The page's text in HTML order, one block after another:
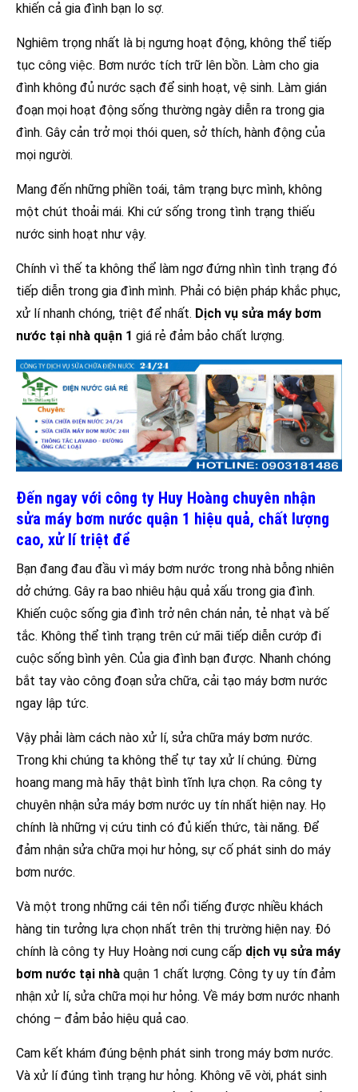
khiến cả gia đình bạn lo sợ.
Nghiêm trọng nhất là bị ngưng hoạt động, không thể tiếp
tục công việc. Bơm nước tích trữ lên bồn. Làm cho gia
đình không đủ nước sạch để sinh hoạt, vệ sinh. Làm gián
đoạn mọi hoạt động sống thường ngày diễn ra trong gia
đình. Gây cản trở mọi thói quen, sở thích, hành động của
mọi người.
Mang đến những phiền toái, tâm trạng bực mình, không
một chút thoải mái. Khi cứ sống trong tình trạng thiếu
nước sinh hoạt như vậy.
Chính vì thế ta không thể làm ngơ đứng nhìn tình trạng đó
tiếp diễn trong gia đình mình. Phải có biện pháp khắc phục,
xử lí nhanh chóng, triệt để nhất. Dịch vụ sửa máy bơm
nước tại nhà quận 1 giá rẻ đảm bảo chất lượng.
Đến ngay với công ty Huy Hoàng chuyên nhận
sửa máy bơm nước quận 1 hiệu quả, chất lượng
cao, xử lí triệt để
Bạn đang đau đầu vì máy bơm nước trong nhà bỗng nhiên
dở chứng. Gây ra bao nhiêu hậu quả xấu trong gia đình.
Khiến cuộc sống gia đình trở nên chán nản, tẻ nhạt và bế
tắc. Không thể tình trạng trên cứ mãi tiếp diễn cướp đi
cuộc sống bình yên. Của gia đình bạn được. Nhanh chóng
bắt tay vào công đoạn sửa chữa, cải tạo máy bơm nước
ngay lập tức.
Vậy phải làm cách nào xử lí, sửa chữa máy bơm nước.
Trong khi chúng ta không thể tự tay xử lí chúng. Đừng
hoang mang mà hãy thật bình tĩnh lựa chọn. Ra công ty
chuyên nhận sửa máy bơm nước uy tín nhất hiện nay. Họ
chính là những vị cứu tinh có đủ kiến thức, tài năng. Để
đảm nhận sửa chữa mọi hư hỏng, sự cố phát sinh do máy
bơm nước.
Và một trong những cái tên nổi tiếng được nhiều khách
hàng tin tưởng lựa chọn nhất trên thị trường hiện nay. Đó
chính là công ty Huy Hoàng nơi cung cấp dịch vụ sửa máy
bơm nước tại nhà quận 1 chất lượng. Công ty uy tín đảm
nhận xử lí, sửa chữa mọi hư hỏng. Về máy bơm nước nhanh
chóng – đảm bảo hiệu quả cao.
Cam kết khám đúng bệnh phát sinh trong máy bơm nước.
Và xử lí đúng tình trạng hư hỏng. Không vẽ vời, phát sinh